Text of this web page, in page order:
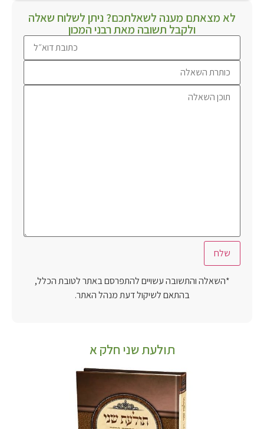
לא מצאתם מענה לשאלתכם? ניתן לשלוח שאלה
ולקבל תשובה מאת רבני המכון
*השאלה והתשובה עשויים להתפרסם באתר לטובת הכלל,
בהתאם לשיקול דעת מנהל האתר.
תולעת שני חלק א